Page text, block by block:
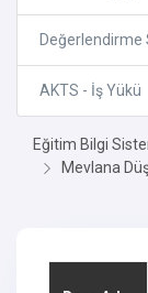
Değerlendirme
AKTS - İş Yükü
Eğitim Bilgi
Mevlana